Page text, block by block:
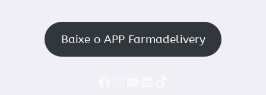
Baixe o APP Farmadelivery